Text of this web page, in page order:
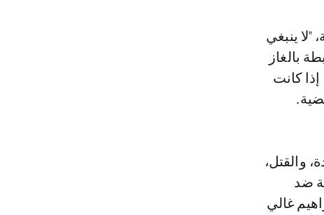
ينبغي
بالغاز
كانت
والقتل،
ضد
غالي